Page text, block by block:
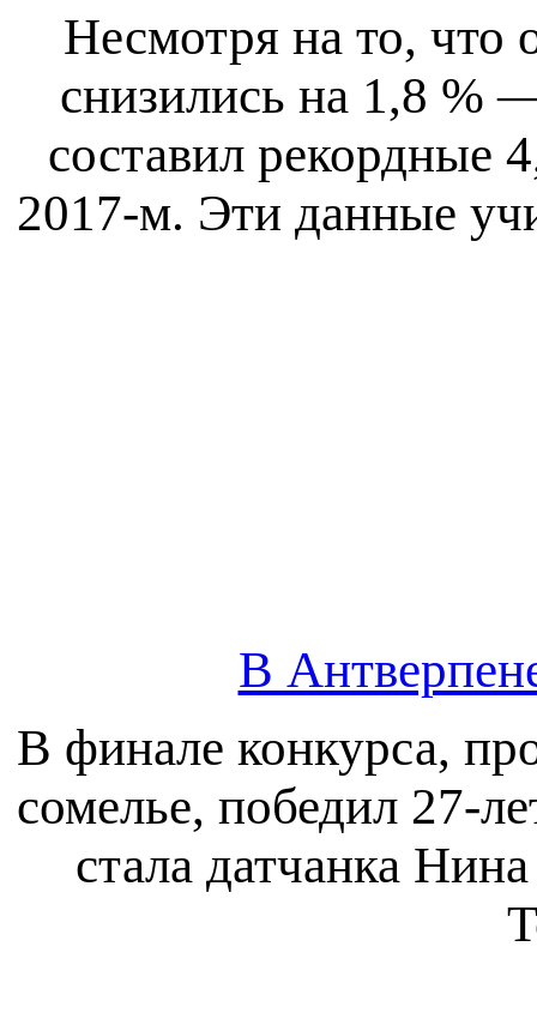
Несмотря на то, что
снизились на 1,8 %
составил рекордные
2017-м. Эти данные
В
В финале конкурса,
сомелье, победил 27-
стала датчанка